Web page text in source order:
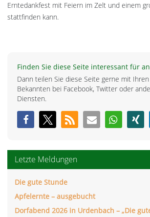
Erntedankfest mit Feiern im Zelt und einem
stattfinden kann.
Finden Sie diese Seite interessant für
Dann teilen Sie diese Seite gerne mit
Bekannten bei Facebook, Twitter oder
Diensten.
Letzte Meldungen
Die gute Stunde
Apfelernte – ausgebucht
Dorfabend 2026 in Urdenbach – „Die